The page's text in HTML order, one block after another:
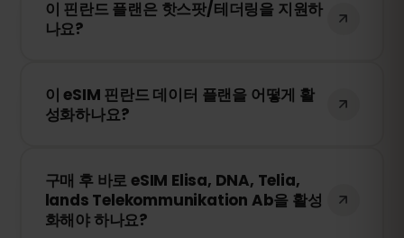
추가 데이터를 구매할 수 있습니다. 계정에
로그인하여 원하는 데이터 용량을 선택하세
이 핀란드 플랜은 핫스팟/테더링을 지원하
나요?
통해 다른 기기와 공유할 수 있습니다. 다만,
속도 및 이용 가능 여부는 현지 네트워크 사
이 eSIM 핀란드 데이터 플랜을 어떻게 활
성화하나요?
eSIM 설정에서 QR 코드를 스캔하면 즉시 활
성화됩니다. 물리적인 SIM 카드 교체가 필요
없습니다!
구매 후 바로 eSIM Elisa, DNA, Telia,
lands Telekommunikation Ab을 활성
화해야 하나요?